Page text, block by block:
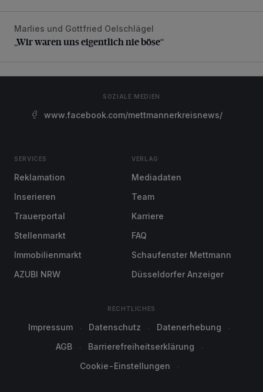
„Wir waren uns eigentlich nie böse“
Marlies und Gottfried Oelschlägel
„Wir waren uns eigentlich nie böse“
SOZIALE MEDIEN
www.facebook.com/mettmannerkreisnews/
SERVICES
Reklamation
Inserieren
Trauerportal
Stellenmarkt
Immobilienmarkt
AZUBI NRW
VERLAG
Mediadaten
Team
Karriere
FAQ
Schaufenster Mettmann
Düsseldorfer Anzeiger
RECHTLICHES
Impressum Datenschutz
Datenerhebung
AGB
Barrierefreiheitserklärung
Cookie-Einstellungen